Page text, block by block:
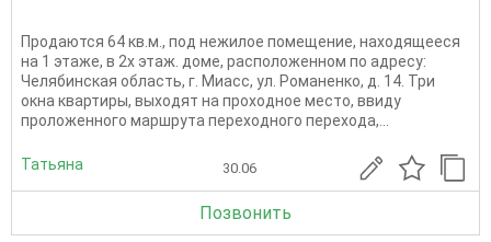
Продаются 64 кв.м., под нежилое помещение, находящееся
на 1 этаже, в 2х этаж. доме, расположенном по адресу:
Челябинская область, г. Миасс, ул. Романенко, д. 14. Три
окна квартиры, выходят на проходное место, ввиду
проложенного маршрута переходного перехода,...
Татьяна 30.06
Позвонить